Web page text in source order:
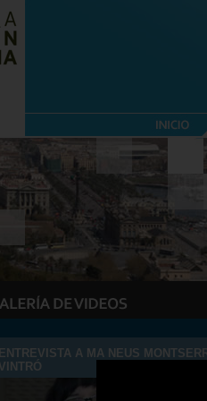
ENTREVISTA A MA NEUS
VINTRÓ